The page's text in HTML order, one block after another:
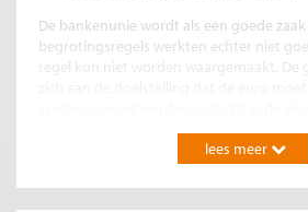
De bankenunie wordt als een goede
begrotingsregels werkten echter niet
regel kon niet worden waargemaakt. De
De ontbrekende analyse
lees meer